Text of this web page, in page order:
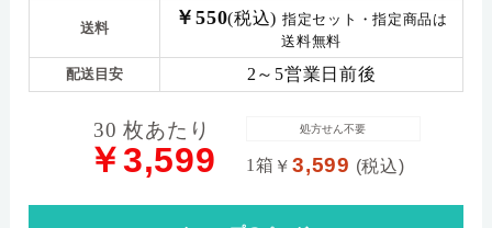
送料 ￥550(税込) 指定セット・指定商品は
送料無料
配送目安 2～5営業日前後
30 枚あたり
￥3,599 1箱 ￥3,599 (税込)
処方せん不要